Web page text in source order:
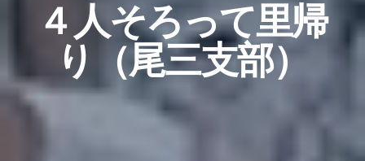
４人そろって里帰
り（尾三支部）